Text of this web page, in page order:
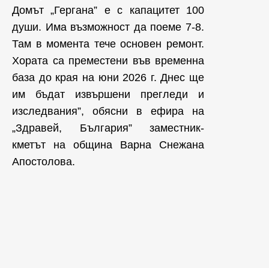
Домът „Гергана” е с капацитет 100
души. Има възможност да поеме 7-8.
Там в момента тече основен ремонт.
Хората са преместени във временна
база до края на юни 2026 г. Днес ще
им бъдат извършени прегледи и
изследвания”, обясни в ефира на
„Здравей, България” заместник-
кметът на община Варна Снежана
Апостолова.